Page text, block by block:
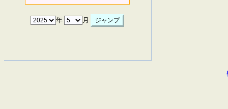
年 月